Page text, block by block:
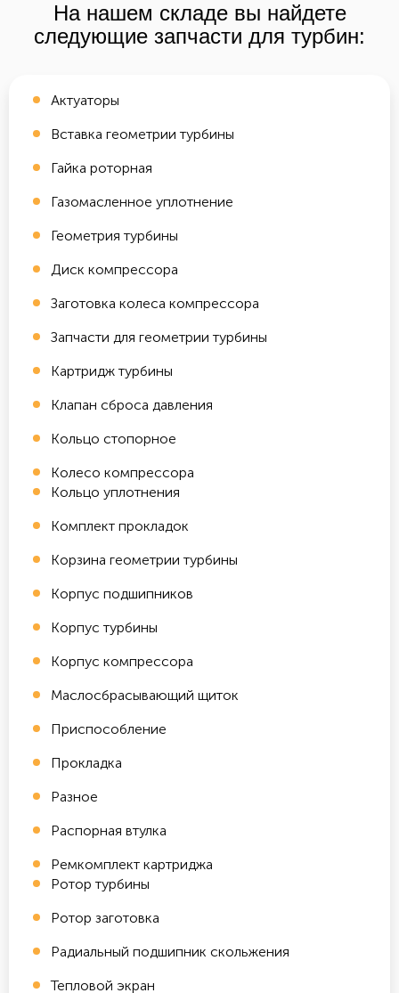
На нашем складе вы найдете
следующие запчасти для турбин:
Актуаторы
Вставка геометрии турбины
Гайка роторная
Газомасленное уплотнение
Геометрия турбины
Диск компрессора
Заготовка колеса компрессора
Запчасти для геометрии турбины
Картридж турбины
Клапан сброса давления
Кольцо стопорное
Колесо компрессора
Кольцо уплотнения
Комплект прокладок
Корзина геометрии турбины
Корпус подшипников
Корпус турбины
Корпус компрессора
Маслосбрасывающий щиток
Приспособление
Прокладка
Разное
Распорная втулка
Ремкомплект картриджа
Ротор турбины
Ротор заготовка
Радиальный подшипник скольжения
Тепловой экран